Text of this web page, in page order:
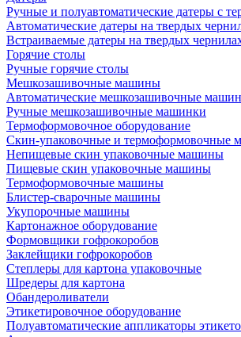
Ручные и полуавтоматические датеры с
Автоматические датеры на твердых
Встраиваемые датеры на твердых
Горячие столы
Ручные горячие столы
Мешкозашивочные машины
Автоматические мешкозашивочные
Ручные мешкозашивочные машинки
Термоформовочное оборудование
Скин-упаковочные и термоформовочные
Непищевые скин упаковочные машины
Пищевые скин упаковочные машины
Термоформовочные машины
Блистер-сварочные машины
Укупорочные машины
Картонажное оборудование
Формовщики гофрокоробов
Заклейщики гофрокоробов
Степлеры для картона упаковочные
Шредеры для картона
Обандероливатели
Этикетировочное оборудование
Полуавтоматические аппликаторы